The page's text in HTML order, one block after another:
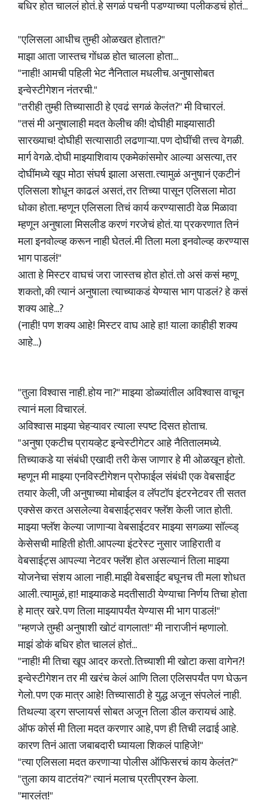
बधिर होत चाललं होतं. हे सगळं पचनी पडण्याच्या पलीकडचं होतं...
"एलिसला आधीच तुम्ही ओळखत होतात?"
माझा आता जास्तच गोंधळ होत चालला होता...
"नाही! आमची पहिली भेट नैनिताल मधलीच. अनुषासोबत
इन्वेस्टीगेशन नंतरची."
"तरीही तुम्ही तिच्यासाठी हे एवढं सगळं केलंत?" मी विचारलं.
"तसं मी अनुषालाही मदत केलीच की! दोघीही माझ्यासाठी
सारख्याच! दोघीही सत्यासाठी लढणाऱ्या. पण दोघींची तत्त्व वेगळी.
मार्ग वेगळे. दोघी माझ्याशिवाय एकमेकांसमोर आल्या असत्या, तर
दोघींमध्ये खूप मोठा संघर्ष झाला असता. त्यामुळं अनुषानं एकटीनं
एलिसला शोधून काढलं असतं, तर तिच्या पासून एलिसला मोठा
धोका होता. म्हणून एलिसला तिचं कार्य करण्यासाठी वेळ मिळावा
म्हणून अनुषाला मिसलीड करणं गरजेचं होतं. या प्रकरणात तिनं
मला इनवोल्व्ह करून नाही घेतलं. मी तिला मला इनवोल्व्ह करण्यास
भाग पाडलं!"
आता हे मिस्टर वाघचं जरा जास्तच होत होतं. तो असं कसं म्हणू
शकतो, की त्यानं अनुषाला त्याच्याकडं येण्यास भाग पाडलं? हे कसं
शक्य आहे...?
(नाही! पण शक्य आहे! मिस्टर वाघ आहे हा! याला काहीही शक्य
आहे...)
"तुला विश्वास नाही. होय ना?" माझ्या डोळ्यांतील अविश्वास वाचून
त्यानं मला विचारलं.
अविश्वास माझ्या चेहऱ्यावर त्याला स्पष्ट दिसत होताच.
"अनुषा एकटीच प्रायव्हेट इन्वेस्टीगेटर आहे नैतितालमध्ये.
तिच्याकडे या संबंधी एखादी तरी केस जाणार हे मी ओळखून होतो.
म्हणून मी माझ्या एनविस्टीगेशन प्रोफाईल संबंधी एक वेबसाईट
तयार केली, जी अनुषाच्या मोबाईल व लॅपटॉप इंटरनेटवर ती सतत
एक्सेस करत असलेल्या वेबसाईट्सवर फ्लॅश केली जात होती.
माझ्या फ्लॅश केल्या जाणाऱ्या वेबसाईटवर माझ्या सगळ्या सॉल्व्ड्
केसेसची माहिती होती. आपल्या इंटरेस्ट नुसार जाहिराती व
वेबसाईट्स आपल्या नेटवर फ्लॅश होत असल्यानं तिला माझ्या
योजनेचा संशय आला नाही. माझी वेबसाईट बघूनच ती मला शोधत
आली. त्यामुळं, हा! माझ्याकडे मदतीसाठी येण्याचा निर्णय तिचा होता
हे मात्र खरे. पण तिला माझ्यापर्यंत येण्यास मी भाग पाडलं!"
"म्हणजे तुम्ही अनुषाशी खोटं वागलात!" मी नाराजीनं म्हणालो.
माझं डोकं बधिर होत चाललं होतं...
"नाही! मी तिचा खूप आदर करतो. तिच्याशी मी खोटा कसा वागेन?!
इन्वेस्टीगेशन तर मी खरंच केलं आणि तिला एलिसपर्यंत पण घेऊन
गेलो. पण एक मात्र आहे! तिच्यासाठी हे युद्ध अजून संपलेलं नाही.
तिथल्या ड्रग सप्लायर्स सोबत अजून तिला डील करायचं आहे.
ऑफ कोर्स मी तिला मदत करणार आहे, पण ही तिची लढाई आहे.
कारण तिनं आता जबाबदारी घ्यायला शिकलं पाहिजे!"
"त्या एलिसला मदत करणाऱ्या पोलीस ऑफिसरचं काय केलंत?"
"तुला काय वाटतंय?" त्यानं मलाच प्रतीप्रश्न केला.
"मारलंत!"